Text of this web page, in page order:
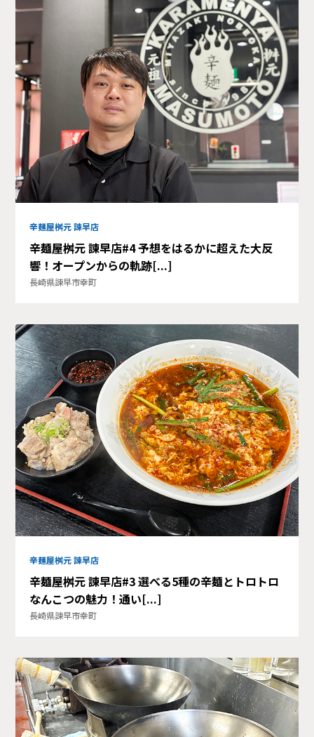
辛麺屋桝元 諫早店
辛麺屋桝元 諫早店#4 予想をはるかに超えた大反
響！オープンからの軌跡[...]
長崎県諫早市幸町
辛麺屋桝元 諫早店
辛麺屋桝元 諫早店#3 選べる5種の辛麺とトロトロ
なんこつの魅力！通い[...]
長崎県諫早市幸町